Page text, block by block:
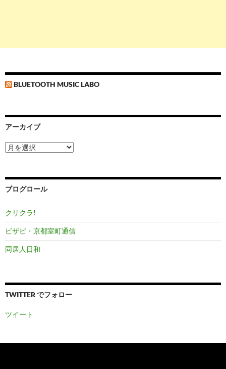
BLUETOOTH MUSIC LABO
アーカイブ
ア
ー
ブ
ブログロール
クリクラ!
ビザビ・京都室町通信
同居人日和
TWITTER でフォロー
ツイート